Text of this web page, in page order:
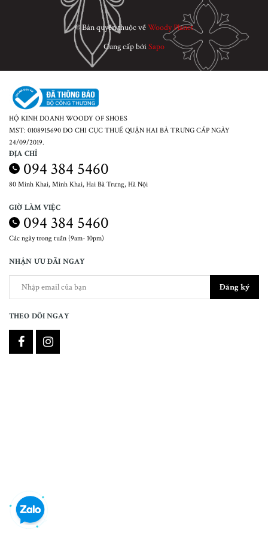
© Bản quyền thuộc vềWoody Planet
Cung cấp bởiSapo
HỘ KINH DOANH WOODY OF SHOES
MST: 0108915690 DO CHI CỤC THUẾ QUẬN HAI BÀ TRƯNG CẤP NGÀY
24/09/2019.
ĐỊA CHỈ
094 384 5460
80 Minh Khai, Minh Khai, Hai Bà Trưng, Hà Nội
GIỜ LÀM VIỆC
094 384 5460
Các ngày trong tuần (9am- 10pm)
NHẬN ƯU ĐÃI NGAY
Đăng ký
THEO DÕI NGAY